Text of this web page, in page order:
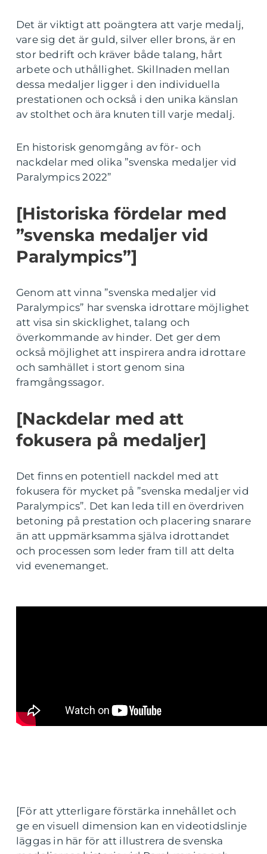
Det är viktigt att poängtera att varje medalj,
vare sig det är guld, silver eller brons, är en
stor bedrift och kräver både talang, hårt
arbete och uthållighet. Skillnaden mellan
dessa medaljer ligger i den individuella
prestationen och också i den unika känslan
av stolthet och ära knuten till varje medalj.
En historisk genomgång av för- och
nackdelar med olika ”svenska medaljer vid
Paralympics 2022”
[Historiska fördelar med
”svenska medaljer vid
Paralympics”]
Genom att vinna ”svenska medaljer vid
Paralympics” har svenska idrottare möjlighet
att visa sin skicklighet, talang och
överkommande av hinder. Det ger dem
också möjlighet att inspirera andra idrottare
och samhället i stort genom sina
framgångssagor.
[Nackdelar med att
fokusera på medaljer]
Det finns en potentiell nackdel med att
fokusera för mycket på ”svenska medaljer vid
Paralympics”. Det kan leda till en överdriven
betoning på prestation och placering snarare
än att uppmärksamma själva idrottandet
och processen som leder fram till att delta
vid evenemanget.
[För att ytterligare förstärka innehållet och
ge en visuell dimension kan en videotidslinje
läggas in här för att illustrera de svenska